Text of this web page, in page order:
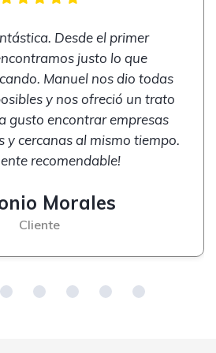
Desde el primer
justo lo que
Manuel nos dio todas
y nos ofreció un trato
gusto encontrar empresas
y cercanas al mismo tiempo.
recomendable!
Morales
Cliente